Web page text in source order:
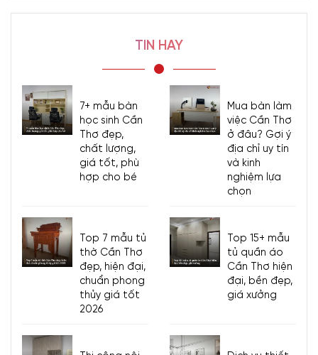
TIN HAY
7+ mẫu bàn
học sinh Cần
Thơ đẹp,
chất lượng,
giá tốt, phù
hợp cho bé
Mua bàn làm
việc Cần Thơ
ở đâu? Gợi ý
địa chỉ uy tín
và kinh
nghiệm lựa
chọn
Top 7 mẫu tủ
thờ Cần Thơ
đẹp, hiện đại,
chuẩn phong
thủy giá tốt
2026
Top 15+ mẫu
tủ quần áo
Cần Thơ hiện
đại, bền đẹp,
giá xưởng